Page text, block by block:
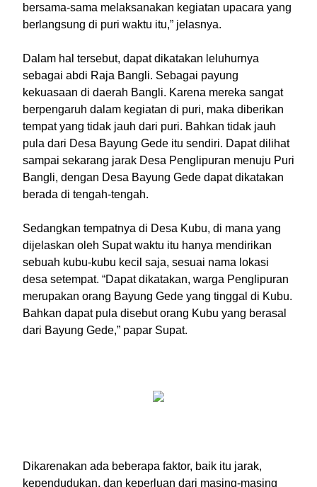
bersama-sama melaksanakan kegiatan upacara yang
berlangsung di puri waktu itu,” jelasnya.
Dalam hal tersebut, dapat dikatakan leluhurnya
sebagai abdi Raja Bangli. Sebagai payung
kekuasaan di daerah Bangli. Karena mereka sangat
berpengaruh dalam kegiatan di puri, maka diberikan
tempat yang tidak jauh dari puri. Bahkan tidak jauh
pula dari Desa Bayung Gede itu sendiri. Dapat dilihat
sampai sekarang jarak Desa Penglipuran menuju Puri
Bangli, dengan Desa Bayung Gede dapat dikatakan
berada di tengah-tengah.
Sedangkan tempatnya di Desa Kubu, di mana yang
dijelaskan oleh Supat waktu itu hanya mendirikan
sebuah kubu-kubu kecil saja, sesuai nama lokasi
desa setempat. “Dapat dikatakan, warga Penglipuran
merupakan orang Bayung Gede yang tinggal di Kubu.
Bahkan dapat pula disebut orang Kubu yang berasal
dari Bayung Gede,” papar Supat.
Dikarenakan ada beberapa faktor, baik itu jarak,
kependudukan, dan keperluan dari masing-masing